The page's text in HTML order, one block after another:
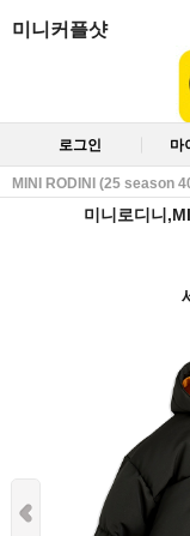
미니커플샷
로그인 마
MINI RODINI (25 season
미니로디니